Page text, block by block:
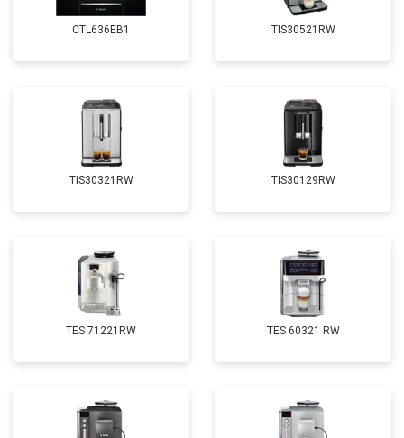
CTL636EB1 TIS30521RW
TIS30321RW TIS30129RW
TES 71221RW TES 60321 RW